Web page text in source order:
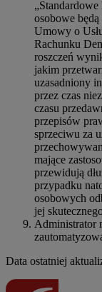
osobowe
Umowy o
Rachunku
roszczeń
jakim
uzasadniony
przez czas
czasu
przepisów
sprzeciwu za
mające
przewidują
przypadku
osobowych
jej
Administrator
Data ostatniej